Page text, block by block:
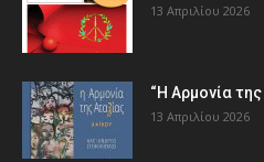
13 Απριλίου 2026
“Η Αρμονία
13 Απριλίου 2026